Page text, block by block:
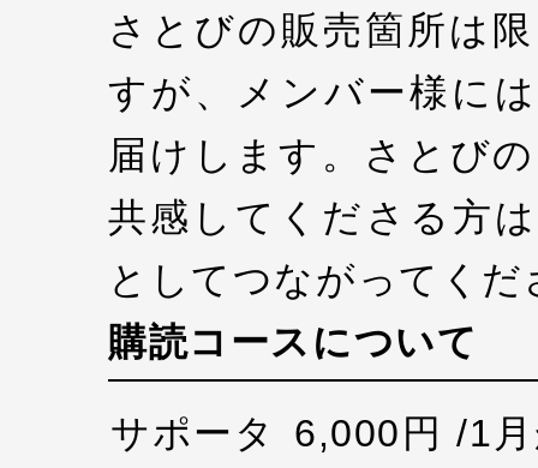
さとびの販売箇所は
すが、メンバー様に
届けします。さとび
共感してくださる方
としてつながってくだ
購読コースについて
サポータ 6,000円 /1